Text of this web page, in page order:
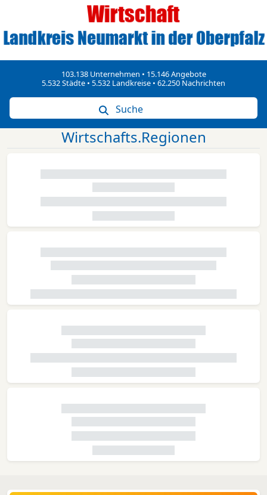
103.138 Unternehmen • 15.146 Angebote
5.532 Städte • 5.532 Landkreise • 62.250 Nachrichten
Suche
Wirtschafts.Regionen